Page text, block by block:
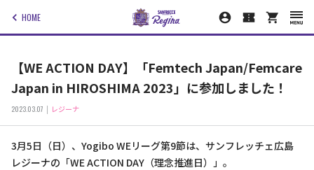
HOME
【WE ACTION DAY】「Femtech Japan/Femcare
Japan in HIROSHIMA 2023」に参加しました！
2023.03.07 レジーナ
3月5日（日）、Yogibo WEリーグ第9節は、サンフレッチェ広島
レジーナの「WE ACTION DAY（理念推進日）」。